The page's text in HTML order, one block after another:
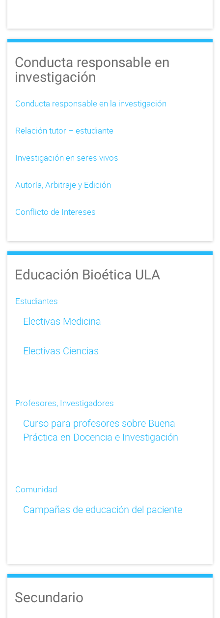
Conducta responsable en
investigación
Conducta responsable en la investigación
Relación tutor – estudiante
Investigación en seres vivos
Autoría, Arbitraje y Edición
Conflicto de Intereses
Educación Bioética ULA
Estudiantes
Electivas Medicina
Electivas Ciencias
Profesores, Investigadores
Curso para profesores sobre Buena
Práctica en Docencia e Investigación
Comunidad
Campañas de educación del paciente
Secundario